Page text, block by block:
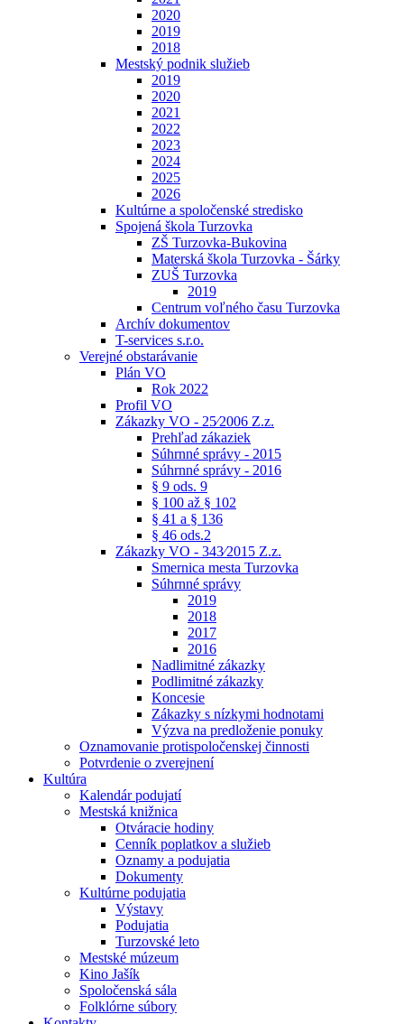
2020
2019
2018
Mestský podnik služieb
2019
2020
2021
2022
2023
2024
2025
2026
Kultúrne a spoločenské stredisko
Spojená škola Turzovka
ZŠ Turzovka-Bukovina
Materská škola Turzovka - Šárky
ZUŠ Turzovka
2019
Centrum voľného času Turzovka
Archív dokumentov
T-services s.r.o.
Verejné obstarávanie
Plán VO
Rok 2022
Profil VO
Zákazky VO - 25⁄2006 Z.z.
Prehľad zákaziek
Súhrnné správy - 2015
Súhrnné správy - 2016
§ 9 ods. 9
§ 100 až § 102
§ 41 a § 136
§ 46 ods.2
Zákazky VO - 343⁄2015 Z.z.
Smernica mesta Turzovka
Súhrnné správy
2019
2018
2017
2016
Nadlimitné zákazky
Podlimitné zákazky
Koncesie
Zákazky s nízkymi hodnotami
Výzva na predloženie ponuky
Oznamovanie protispoločenskej činnosti
Potvrdenie o zverejnení
Kultúra
Kalendár podujatí
Mestská knižnica
Otváracie hodiny
Cenník poplatkov a služieb
Oznamy a podujatia
Dokumenty
Kultúrne podujatia
Výstavy
Podujatia
Turzovské leto
Mestské múzeum
Kino Jašík
Spoločenská sála
Folklórne súbory